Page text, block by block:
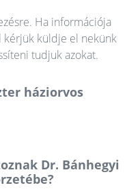
Ha információja
küldje el nekünk
tudjuk azokat.
háziorvos
Dr. Bánhegyi